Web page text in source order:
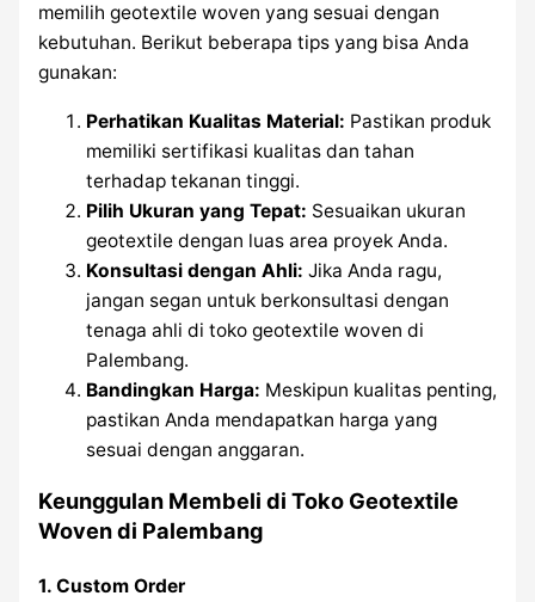
memilih geotextile woven yang sesuai dengan
kebutuhan. Berikut beberapa tips yang bisa Anda
gunakan:
Perhatikan Kualitas Material: Pastikan produk
memiliki sertifikasi kualitas dan tahan
terhadap tekanan tinggi.
Pilih Ukuran yang Tepat: Sesuaikan ukuran
geotextile dengan luas area proyek Anda.
Konsultasi dengan Ahli: Jika Anda ragu,
jangan segan untuk berkonsultasi dengan
tenaga ahli di toko geotextile woven di
Palembang.
Bandingkan Harga: Meskipun kualitas penting,
pastikan Anda mendapatkan harga yang
sesuai dengan anggaran.
Keunggulan Membeli di Toko Geotextile
Woven di Palembang
1. Custom Order